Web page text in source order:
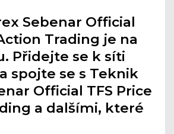
Sebenar Official
Trading je na
Přidejte se k síti
spojte se s Teknik
Official TFS Price
a dalšími, které